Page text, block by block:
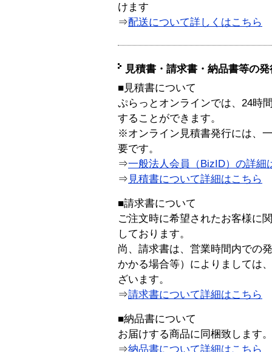
けます
⇒配送について詳しくはこちら
見積書・請求書・納品書等の
■見積書について
ぷらっとオンラインでは、24時
することができます。
※オンライン見積書発行には、
要です。
⇒一般法人会員（BizID）の詳細
⇒ 見積書について詳細はこちら
■請求書について
ご注文時に希望されたお客様に
しております。
尚、請求書は、営業時間内での
かかる場合等）によりましては
ざいます。
⇒請求書について詳細はこちら
■納品書について
お届けする商品に同梱致します。
⇒納品書について詳細はこちら